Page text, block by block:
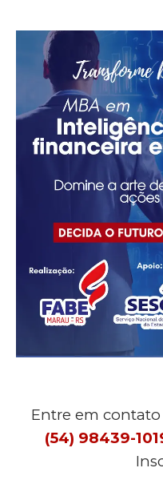
Entre em
(54) 98439-